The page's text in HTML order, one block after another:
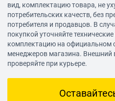
вид, комплектацию товара, не
потребительских качеств, без
потребителя и продавцов. В
покупкой уточняйте
комплектацию на официальном
менеджеров магазина. Внешний
проверяйте при курьере.